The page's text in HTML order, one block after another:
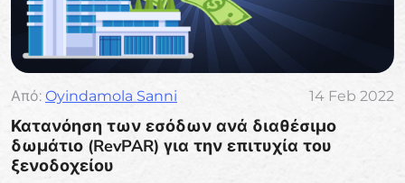
Από: Oyindamola Sanni 14 Feb 2022
Κατανόηση των εσόδων ανά διαθέσιμο
δωμάτιο (RevPAR) για την επιτυχία του
ξενοδοχείου